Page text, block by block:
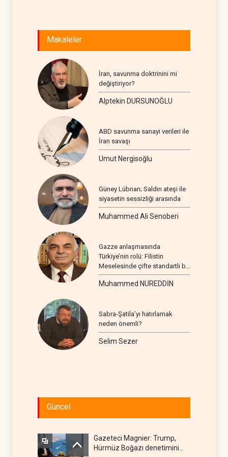
Makaleler
İran, savunma doktrinini mi
değiştiriyor?
Alptekin DURSUNOĞLU
ABD savunma sanayi verileri ile
İran savaşı
Umut Nergisoğlu
Güney Lübnan; Saldırı ateşi ile
siyasetin sessizliği arasında
Muhammed Ali Senoberi
Gazze anlaşmasında
Türkiye’nin rolü: Filistin
Meselesinde çifte standartlı bir
seyir
Muhammed NUREDDİN
Sabra-Şatila’yı hatırlamak
neden önemli?
Selim Sezer
Güncel
Gazeteci Magnier: Trump,
Hürmüz Boğazı denetimini